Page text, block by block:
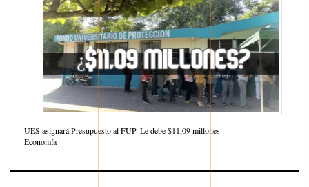
UES asignará Presupuesto al FUP. Le debe $11,09 millones
Respecto a
Economía